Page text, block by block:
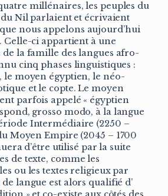
millénaires, les peuples du
Nil parlaient et écrivaient
nous appelons aujourd’hui
Celle-ci appartient à une
la famille des langues afro-
cinq phases linguistiques :
le moyen égyptien, le néo-
et le copte. Le moyen
parfois appelé « égyptien
grosso modo, à la langue
Intermédiaire (2250 –
Moyen Empire (2045 – 1700
d’être utilisé par la suite
de texte, comme les
ou les textes religieux par
langue est alors qualifié d’